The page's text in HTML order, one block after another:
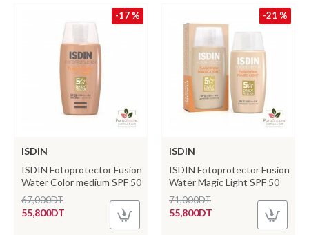
-17 %
ISDIN
ISDIN Fotoprotector Fusion
Water Color medium SPF 50
55,800DT
67,000DT
-21 %
ISDIN
ISDIN Fotoprotector Fusion
Water Magic Light SPF 50
55,800DT
71,000DT